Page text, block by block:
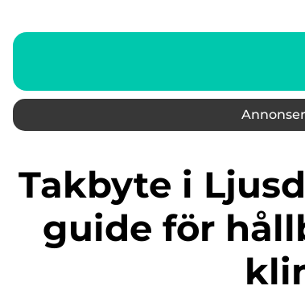
Takbyte i Ljusdal: En komplett
guide för